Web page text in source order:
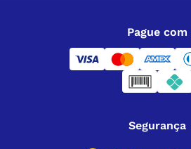
Pague com
Segurança